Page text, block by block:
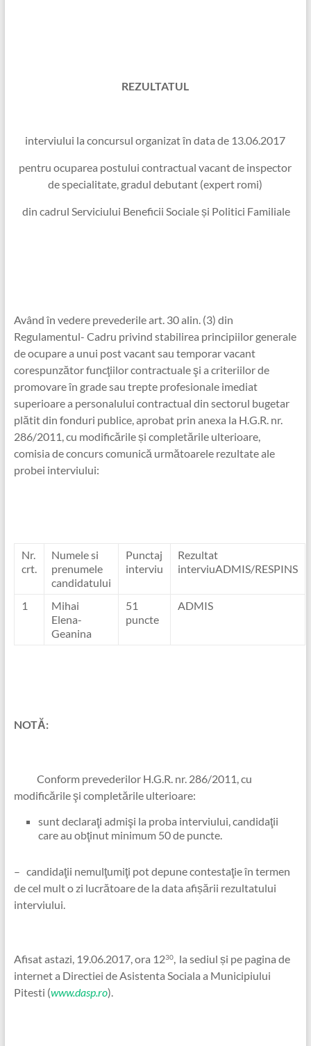
REZULTATUL
interviului la concursul organizat în data de 13.06.2017
pentru ocuparea postului contractual vacant de inspector
de specialitate, gradul debutant (expert romi)
din cadrul Serviciului Beneficii Sociale și Politici Familiale
Având în vedere prevederile art. 30 alin. (3) din
Regulamentul- Cadru privind stabilirea principiilor generale
de ocupare a unui post vacant sau temporar vacant
corespunzător funcţiilor contractuale şi a criteriilor de
promovare în grade sau trepte profesionale imediat
superioare a personalului contractual din sectorul bugetar
plătit din fonduri publice, aprobat prin anexa la H.G.R. nr.
286/2011, cu modificările și completările ulterioare,
comisia de concurs comunică următoarele rezultate ale
probei interviului:
Nr.
crt.
Numele si
prenumele
candidatului
Punctaj
interviu
Rezultat
interviuADMIS/RESPINS
1
Mihai
Elena-
Geanina
51
puncte
ADMIS
NOTĂ:
Conform prevederilor H.G.R. nr. 286/2011, cu
modificările şi completările ulterioare:
sunt declaraţi admişi la proba interviului, candidaţii
care au obţinut minimum 50 de puncte.
– candidaţii nemulţumiţi pot depune contestaţie în termen
de cel mult o zi lucrătoare de la data afișării rezultatului
interviului.
Afisat astazi, 19.06.2017, ora 1230, la sediul și pe pagina de
internet a Directiei de Asistenta Sociala a Municipiului
Pitesti (www.dasp.ro).